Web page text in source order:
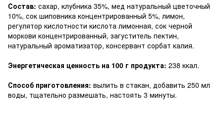
Состав: сахар, клубника 35%, мед натуральный цветочный
10%, сок шиповника концентрированный 5%, лимон,
регулятор кислотности кислота лимонная, сок черной
моркови концентрированный, загуститель пектин,
натуральный ароматизатор, консервант сорбат калия.
Энергетическая ценность на 100 г продукта: 238 ккал.
Способ приготовления: вылить в стакан, добавить 250 мл
воды, тщательно размешать, настоять 3 минуты.